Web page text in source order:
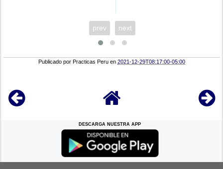
prev next
Publicado porPracticas Peru en2021-12-29T08:17:00-05:00
DESCARGA NUESTRA APP